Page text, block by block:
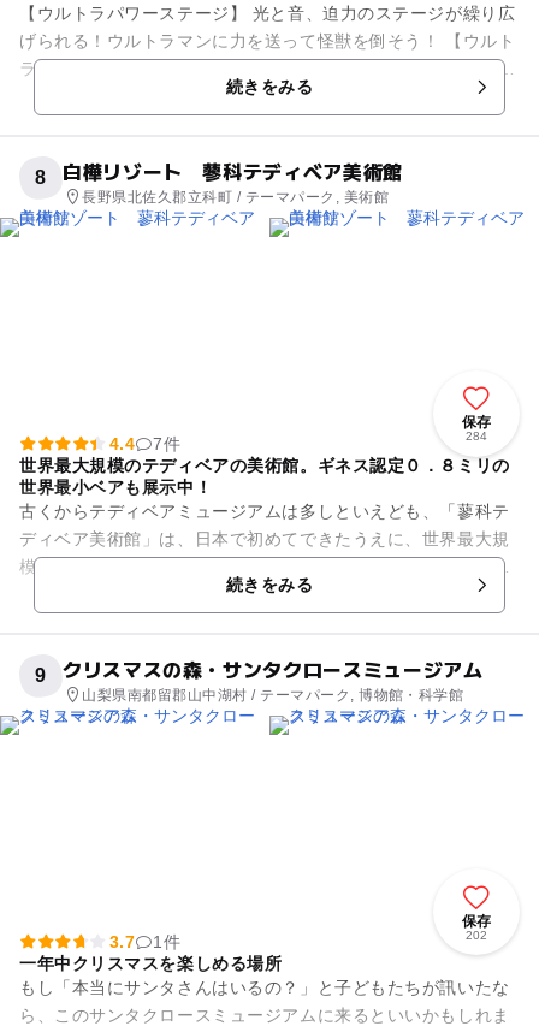
【ウルトラパワーステージ】 光と音、迫力のステージが繰り広
げられる！ウルトラマンに力を送って怪獣を倒そう！ 【ウルト
ラマンプレジャー】 ヒーローと間近でふれあえる空間。連休・
続きをみる
8 白樺リゾート 蓼科テディベア美術館
長野県北佐久郡立科町 / テーマパーク, 美術館
保存
284
4.4
7件
世界最大規模のテディベアの美術館。ギネス認定０．８ミリの
世界最小ベアも展示中！
古くからテディベアミュージアムは多しといえども、「蓼科テ
ディベア美術館」は、日本で初めてできたうえに、世界最大規
模(3,300m2)を誇るテディベアの美術館です。展示は18に分か
続きをみる
9 クリスマスの森・サンタクロースミュージアム
山梨県南都留郡山中湖村 / テーマパーク, 博物館・科学館
保存
202
3.7
1件
一年中クリスマスを楽しめる場所
もし「本当にサンタさんはいるの？」と子どもたちが訊いたな
ら、このサンタクロースミュージアムに来るといいかもしれま